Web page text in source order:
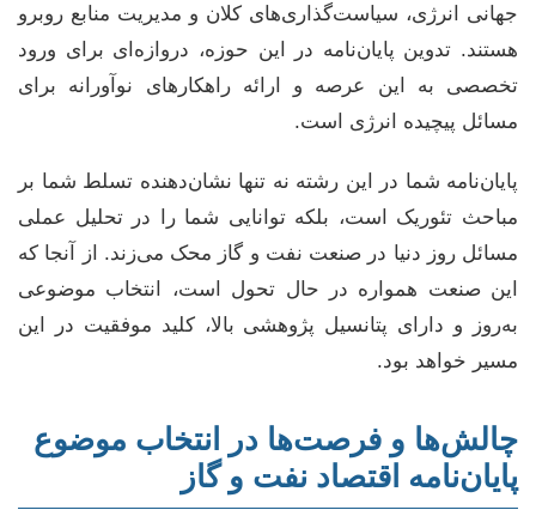
جهانی انرژی، سیاست‌گذاری‌های کلان و مدیریت منابع روبرو
هستند. تدوین پایان‌نامه در این حوزه، دروازه‌ای برای ورود
تخصصی به این عرصه و ارائه راهکارهای نوآورانه برای
مسائل پیچیده انرژی است.
پایان‌نامه شما در این رشته نه تنها نشان‌دهنده تسلط شما بر
مباحث تئوریک است، بلکه توانایی شما را در تحلیل عملی
مسائل روز دنیا در صنعت نفت و گاز محک می‌زند. از آنجا که
این صنعت همواره در حال تحول است، انتخاب موضوعی
به‌روز و دارای پتانسیل پژوهشی بالا، کلید موفقیت در این
مسیر خواهد بود.
چالش‌ها و فرصت‌ها در انتخاب موضوع
پایان‌نامه اقتصاد نفت و گاز